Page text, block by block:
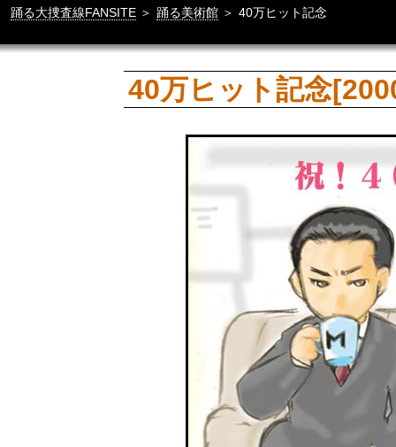
踊る大捜査線FANSITE ＞ 踊る美術館 ＞ 40万ヒット記念
40万ヒット記念